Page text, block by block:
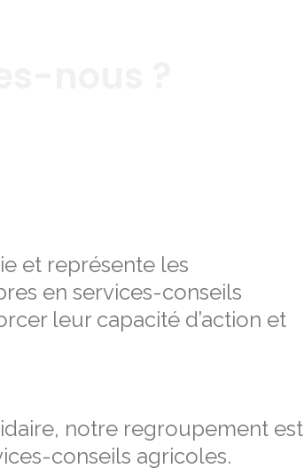
et représente les
en services-conseils
leur capacité d’action et
notre regroupement est
conseils agricoles.